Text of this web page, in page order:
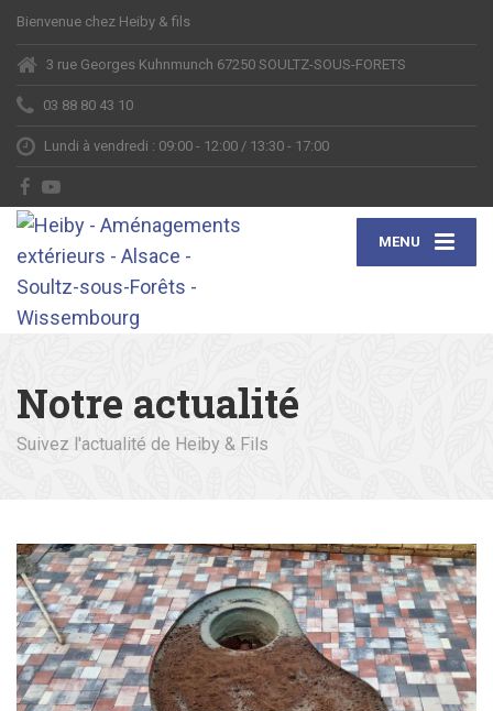
Bienvenue chez Heiby & fils
3 rue Georges Kuhnmunch 67250 SOULTZ-SOUS-FORETS
03 88 80 43 10
Lundi à vendredi : 09:00 - 12:00 / 13:30 - 17:00
MENU
Notre actualité
Suivez l'actualité de Heiby & Fils